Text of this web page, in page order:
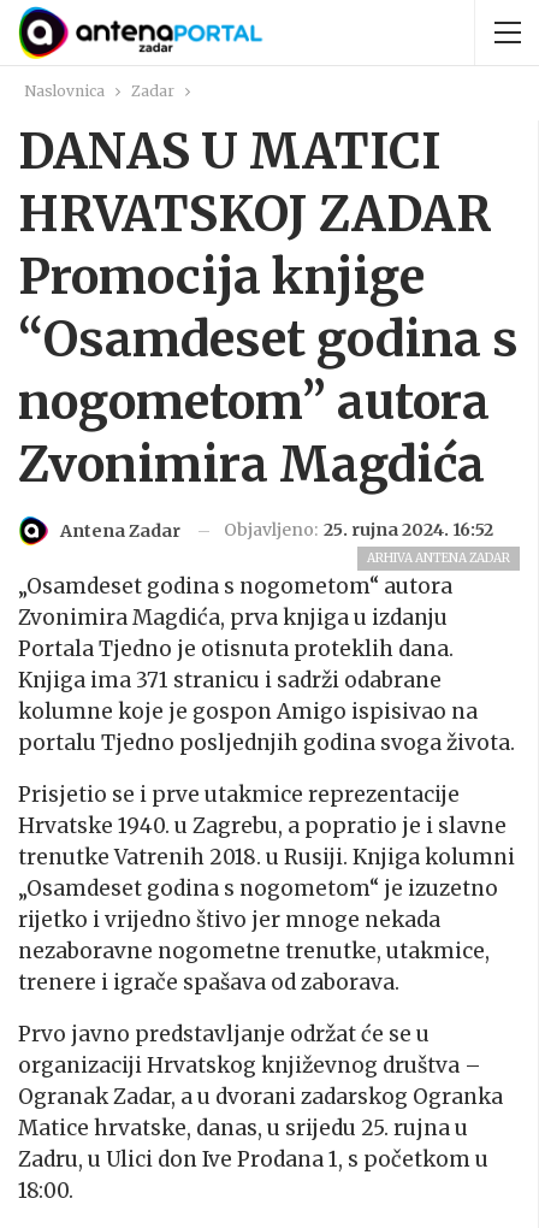
Naslovnica Zadar
DANAS U MATICI
HRVATSKOJ ZADAR
Promocija knjige
“Osamdeset godina s
nogometom” autora
Zvonimira Magdića
Antena Zadar Objavljeno: 25. rujna 2024. 16:52
ARHIVA ANTENA ZADAR
„Osamdeset godina s nogometom“ autora
Zvonimira Magdića, prva knjiga u izdanju
Portala Tjedno je otisnuta proteklih dana.
Knjiga ima 371 stranicu i sadrži odabrane
kolumne koje je gospon Amigo ispisivao na
portalu Tjedno posljednjih godina svoga života.
Prisjetio se i prve utakmice reprezentacije
Hrvatske 1940. u Zagrebu, a popratio je i slavne
trenutke Vatrenih 2018. u Rusiji. Knjiga kolumni
„Osamdeset godina s nogometom“ je izuzetno
rijetko i vrijedno štivo jer mnoge nekada
nezaboravne nogometne trenutke, utakmice,
trenere i igrače spašava od zaborava.
Prvo javno predstavljanje održat će se u
organizaciji Hrvatskog književnog društva –
Ogranak Zadar, a u dvorani zadarskog Ogranka
Matice hrvatske, danas, u srijedu 25. rujna u
Zadru, u Ulici don Ive Prodana 1, s početkom u
18:00.